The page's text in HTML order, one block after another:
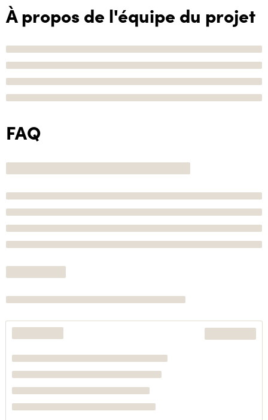
À propos de l'équipe du projet
FAQ